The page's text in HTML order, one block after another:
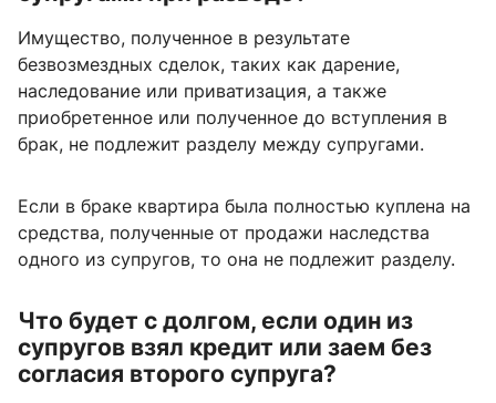
Имущество, полученное в результате
безвозмездных сделок, таких как дарение,
наследование или приватизация, а также
приобретенное или полученное до вступления в
брак, не подлежит разделу между супругами.
Если в браке квартира была полностью куплена на
средства, полученные от продажи наследства
одного из супругов, то она не подлежит разделу.
Что будет с долгом, если один из
супругов взял кредит или заем без
согласия второго супруга?